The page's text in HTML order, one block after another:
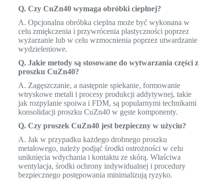
Q. Czy CuZn40 wymaga obróbki cieplnej?
A. Opcjonalna obróbka cieplna może być wykonana w
celu zmiękczenia i przywrócenia plastyczności poprzez
wyżarzanie lub w celu wzmocnienia poprzez utwardzanie
wydzieleniowe.
Q. Jakie metody są stosowane do wytwarzania części z
proszku CuZn40?
A. Zagęszczanie, a następnie spiekanie, formowanie
wtryskowe metali i procesy produkcji addytywnej, takie
jak rozpylanie spoiwa i FDM, są popularnymi technikami
konsolidacji proszku CuZn40 w gęste komponenty.
Q. Czy proszek CuZn40 jest bezpieczny w użyciu?
A. Jak w przypadku każdego drobnego proszku
metalowego, należy podjąć środki ostrożności w celu
uniknięcia wdychania i kontaktu ze skórą. Właściwa
wentylacja, środki ochrony indywidualnej i procedury
bezpiecznego postępowania minimalizują ryzyko.